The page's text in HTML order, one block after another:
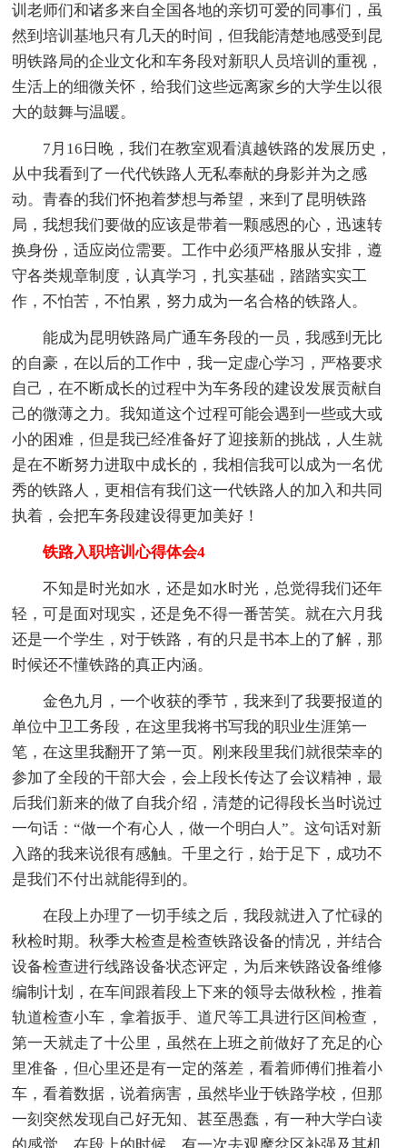
训老师们和诸多来自全国各地的亲切可爱的同事们，虽
然到培训基地只有几天的时间，但我能清楚地感受到昆
明铁路局的企业文化和车务段对新职人员培训的重视，
生活上的细微关怀，给我们这些远离家乡的大学生以很
大的鼓舞与温暖。
7月16日晚，我们在教室观看滇越铁路的发展历史，
从中我看到了一代代铁路人无私奉献的身影并为之感
动。青春的我们怀抱着梦想与希望，来到了昆明铁路
局，我想我们要做的应该是带着一颗感恩的心，迅速转
换身份，适应岗位需要。工作中必须严格服从安排，遵
守各类规章制度，认真学习，扎实基础，踏踏实实工
作，不怕苦，不怕累，努力成为一名合格的铁路人。
能成为昆明铁路局广通车务段的一员，我感到无比
的自豪，在以后的工作中，我一定虚心学习，严格要求
自己，在不断成长的过程中为车务段的建设发展贡献自
己的微薄之力。我知道这个过程可能会遇到一些或大或
小的困难，但是我已经准备好了迎接新的挑战，人生就
是在不断努力进取中成长的，我相信我可以成为一名优
秀的铁路人，更相信有我们这一代铁路人的加入和共同
执着，会把车务段建设得更加美好！
铁路入职培训心得体会4
不知是时光如水，还是如水时光，总觉得我们还年
轻，可是面对现实，还是免不得一番苦笑。就在六月我
还是一个学生，对于铁路，有的只是书本上的了解，那
时候还不懂铁路的真正内涵。
金色九月，一个收获的季节，我来到了我要报道的
单位中卫工务段，在这里我将书写我的职业生涯第一
笔，在这里我翻开了第一页。刚来段里我们就很荣幸的
参加了全段的干部大会，会上段长传达了会议精神，最
后我们新来的做了自我介绍，清楚的记得段长当时说过
一句话：“做一个有心人，做一个明白人”。这句话对新
入路的我来说很有感触。千里之行，始于足下，成功不
是我们不付出就能得到的。
在段上办理了一切手续之后，我段就进入了忙碌的
秋检时期。秋季大检查是检查铁路设备的情况，并结合
设备检查进行线路设备状态评定，为后来铁路设备维修
编制计划，在车间跟着段上下来的领导去做秋检，推着
轨道检查小车，拿着扳手、道尺等工具进行区间检查，
第一天就走了十公里，虽然在上班之前做好了充足的心
里准备，但心里还是有一定的落差，看着师傅们推着小
车，看着数据，说着病害，虽然毕业于铁路学校，但那
一刻突然发现自己好无知、甚至愚蠢，有一种大学白读